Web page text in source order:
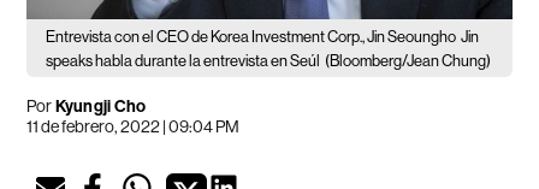
Entrevista con el CEO de Korea Investment Corp., Jin Seoungho Jin
speaks habla durante la entrevista en Seúl (Bloomberg/Jean Chung)
PorKyungji Cho
11 de febrero, 2022 | 09:04 PM